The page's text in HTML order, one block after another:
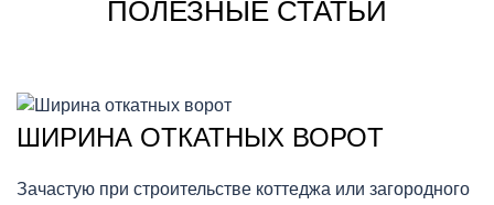
ПОЛЕЗНЫЕ СТАТЬИ
ШИРИНА ОТКАТНЫХ ВОРОТ
Зачастую при строительстве коттеджа или загородного